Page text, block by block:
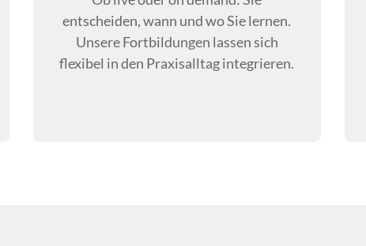
entscheiden, wann und wo Sie lernen.
Unsere Fortbildungen lassen sich
flexibel in den Praxisalltag integrieren.